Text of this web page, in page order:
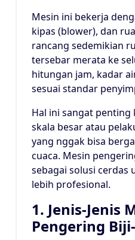
Mesin ini bekerja
kipas (blower), dan
rancang sedemikian
tersebar merata ke
hitungan jam, kadar
sesuai standar
Hal ini sangat penting
skala besar atau
yang nggak bisa
cuaca. Mesin
sebagai solusi cerdas
lebih profesional.
1. Jenis-Jenis
Pengering